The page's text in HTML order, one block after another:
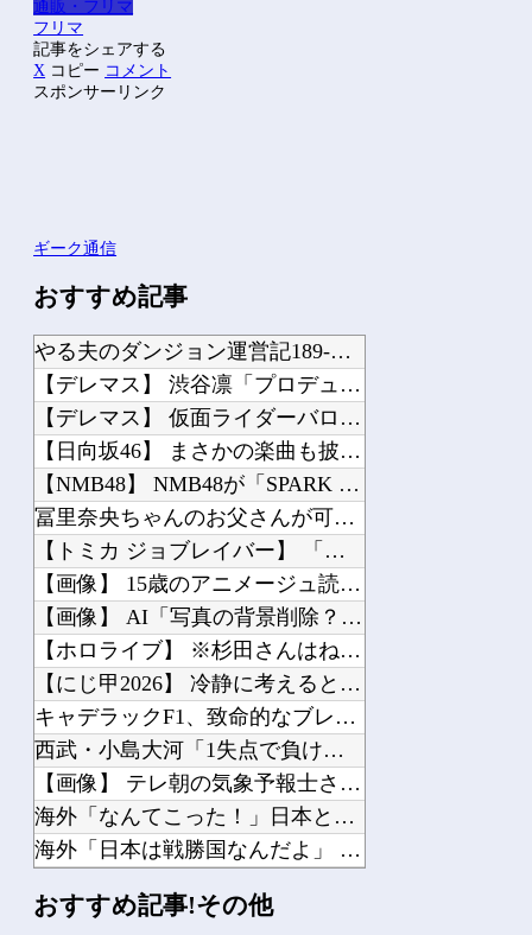
通販・フリマ
フリマ
記事をシェアする
X コピー コメント
スポンサーリンク
ギーク通信
おすすめ記事
やる夫のダンジョン運営記189-雑談所ネタ 第123話「なぜなにキャス狐さん・世...
【デレマス】 渋谷凛「プロデューサーは何派？」
【デレマス】 仮面ライダーバロンＰ第２話「蒼翼の乙女」
【日向坂46】 まさかの楽曲も披露！『三期生LIVE』愛知公演のレポがこちら
【NMB48】 NMB48が「SPARK 2026 in YAMANAKAKO」...
冨里奈央ちゃんのお父さんが可哀想すぎるｗ【乃木坂46】
【トミカ ジョブレイバー】 「ライジングポリスブレイバー デカライドアーマー白バ...
【画像】 15歳のアニメージュ読者（たぶん女の子）、うっかりガンダム富野に質問し...
【画像】 AI「写真の背景削除？ガンプラの箱追加しといてあげよ????」
【ホロライブ】 ※杉田さんはねっ子神です
【にじ甲2026】 冷静に考えるとなんだこのえっっっな格好は…？
キャデラックF1、致命的なブレーキ問題の原因が明らかになるも解決には至っておらず...
西武・小島大河「1失点で負け投手にするのは野手として良くない」
【画像】 テレ朝の気象予報士さん、意外と小さかった
海外「なんてこった！」日本とドイツの病院食のあまりの差に海外が大騒ぎ
海外「日本は戦勝国なんだよ」 戦後の日本人の特別な生き様に各国から称賛の声
おすすめ記事!その他